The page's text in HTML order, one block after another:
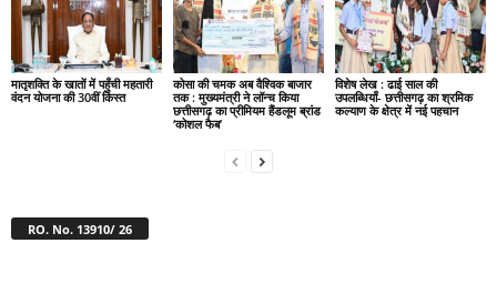
मातृशक्ति के खातों में पहुँची महतारी
वंदन योजना की 30वीं किस्त
कोसा की चमक अब वैश्विक बाजार
तक : मुख्यमंत्री ने लॉन्च किया
छत्तीसगढ़ का प्रीमियम हैंडलूम ब्रांड
‘कोशल फैब’
विशेष लेख : ढाई साल की
उपलब्धियाँ- छत्तीसगढ़ का श्रमिक
कल्याण के क्षेत्र में नई पहचान
RO. No. 13910/ 26